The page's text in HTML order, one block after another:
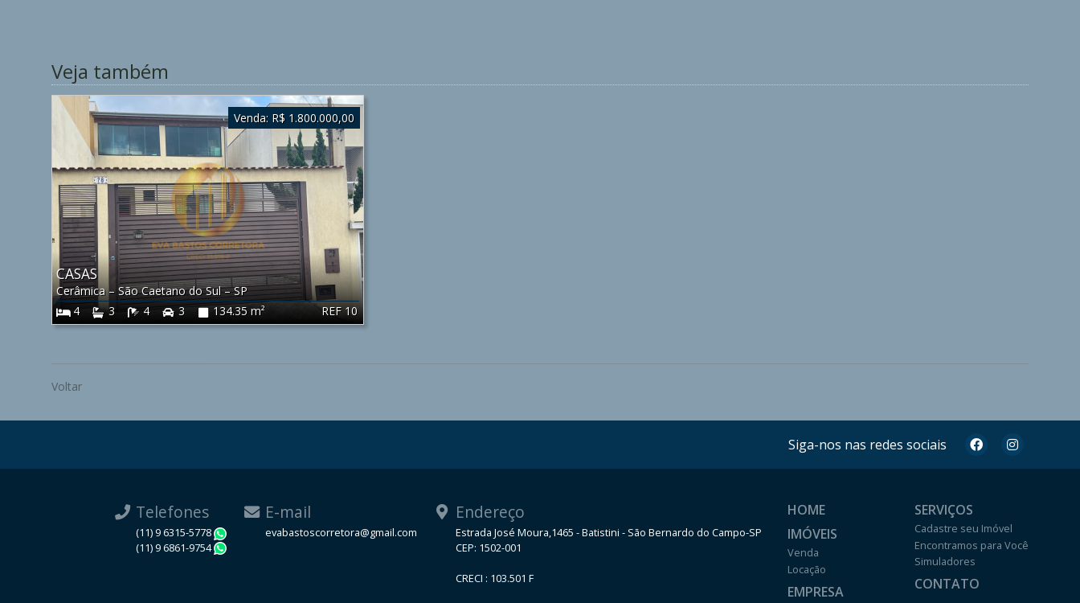
Veja também
REF 10
CASAS
Cerâmica– São Caetano do Sul–SP
4
3 4 3 134.35 m²
Venda: R$ 1.800.000,00
Voltar
Siga-nos nas redes sociais
Telefones
(11) 9 6315-5778
WhatsApp
(11) 9 6861-9754
E-mail
evabastoscorretora@gmail.com
Endereço
Estrada José Moura,1465 - Batistini - São Bernardo do Campo-SP
CEP: 1502-001
CRECI : 103.501 F
HOME
IMÓVEIS
Venda
Locação
EMPRESA
SERVIÇOS
Cadastre seu Imóvel
Encontramos para Você
Simuladores
CONTATO